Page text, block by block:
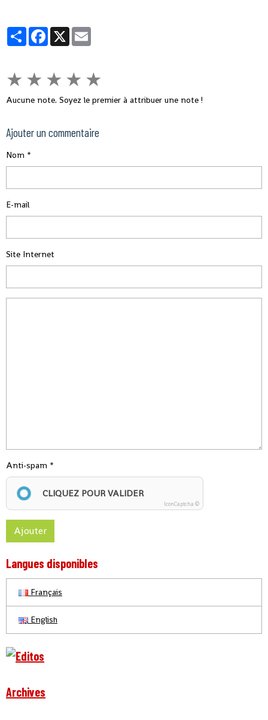
PartagerFacebook
X
★ ★ ★ ★ ★
Aucune note. Soyez le premier à attribuer une note !
Ajouter un commentaire
Nom
E-mail
Site Internet
Anti-spam
CLIQUEZ POUR VALIDER
IconCaptcha ©
Ajouter
Langues disponibles
Français
English
Archives